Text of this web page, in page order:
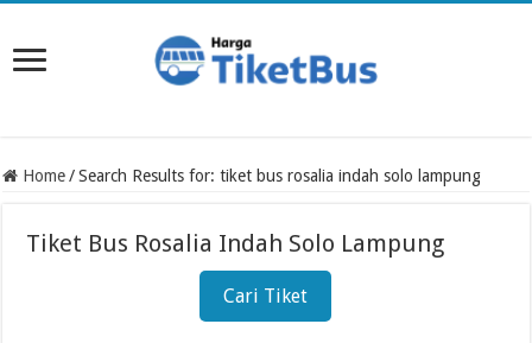
Home / Search Results for: tiket bus rosalia indah solo lampung
Tiket Bus Rosalia Indah Solo Lampung
Cari Tiket